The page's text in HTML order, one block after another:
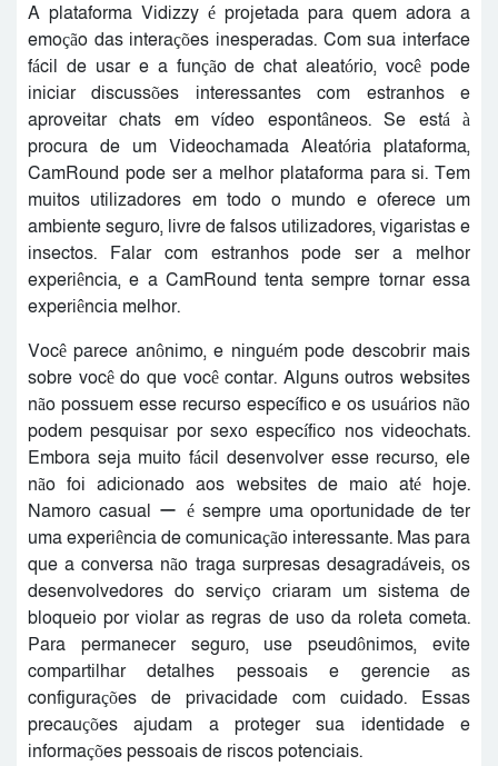
A plataforma Vidizzy é projetada para quem adora a
emoção das interações inesperadas. Com sua interface
fácil de usar e a função de chat aleatório, você pode
iniciar discussões interessantes com estranhos e
aproveitar chats em vídeo espontâneos. Se está à
procura de um Videochamada Aleatória plataforma,
CamRound pode ser a melhor plataforma para si. Tem
muitos utilizadores em todo o mundo e oferece um
ambiente seguro, livre de falsos utilizadores, vigaristas e
insectos. Falar com estranhos pode ser a melhor
experiência, e a CamRound tenta sempre tornar essa
experiência melhor.
Você parece anônimo, e ninguém pode descobrir mais
sobre você do que você contar. Alguns outros websites
não possuem esse recurso específico e os usuários não
podem pesquisar por sexo específico nos videochats.
Embora seja muito fácil desenvolver esse recurso, ele
não foi adicionado aos websites de maio até hoje.
Namoro casual ー é sempre uma oportunidade de ter
uma experiência de comunicação interessante. Mas para
que a conversa não traga surpresas desagradáveis, os
desenvolvedores do serviço criaram um sistema de
bloqueio por violar as regras de uso da roleta cometa.
Para permanecer seguro, use pseudônimos, evite
compartilhar detalhes pessoais e gerencie as
configurações de privacidade com cuidado. Essas
precauções ajudam a proteger sua identidade e
informações pessoais de riscos potenciais.